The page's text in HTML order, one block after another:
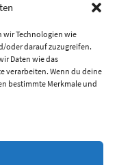
wir Technologien wie
oder darauf zuzugreifen.
Daten wie das
verarbeiten. Wenn du deine
bestimmte Merkmale und